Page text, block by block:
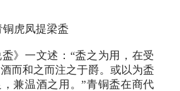
虎凤提梁盉
》一文述：“盉之为用，在受
而和之而注之于爵。或以为盉
兼温酒之用。”青铜盉在商代